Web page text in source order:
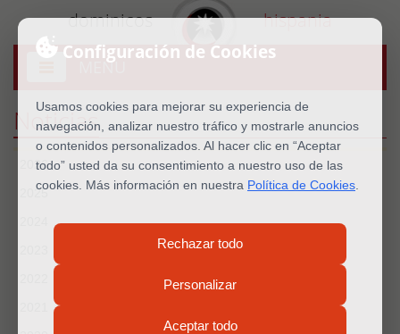
Configuración de Cookies
Usamos cookies para mejorar su experiencia de
navegación, analizar nuestro tráfico y mostrarle anuncios
o contenidos personalizados. Al hacer clic en “Aceptar
todo” usted da su consentimiento a nuestro uso de las
cookies. Más información en nuestra Política de Cookies
Rechazar todo
Personalizar
Aceptar todo
dominicos hispania
MENU
Noticias
2026
2025